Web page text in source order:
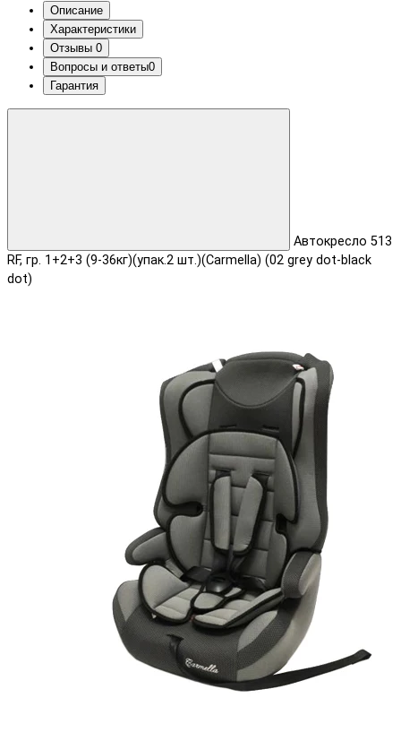
Описание
Характеристики
Отзывы 0
Вопросы и ответы0
Гарантия
Автокресло 513
RF, гр. 1+2+3 (9-36кг)(упак.2 шт.)(Carmella) (02 grey dot-black
dot)